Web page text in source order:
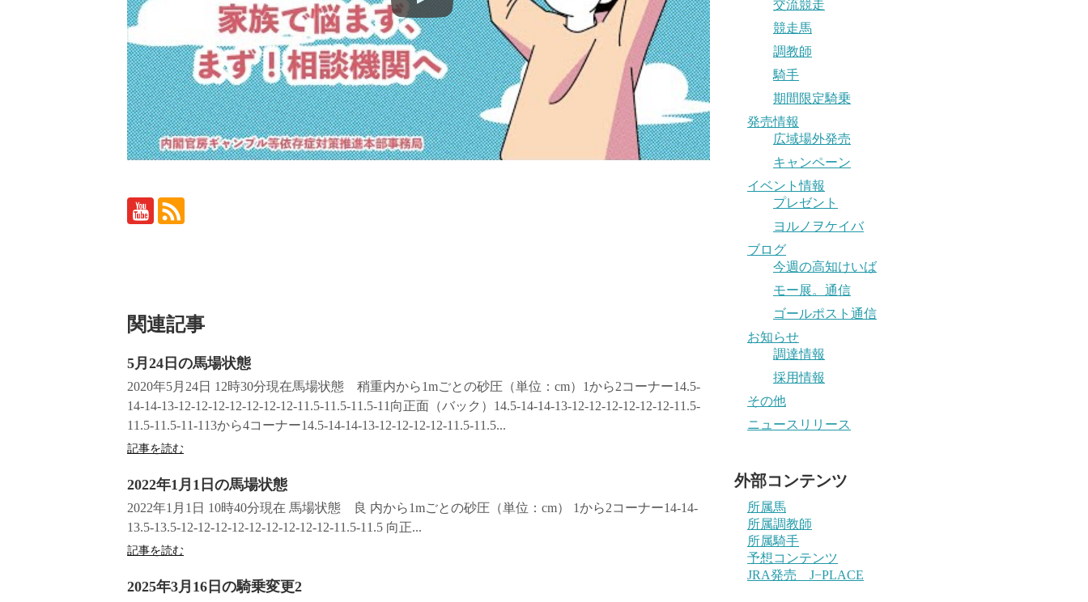
関連記事
5月24日の馬場状態
2020年5月24日 12時30分現在馬場状態 稍重内から1mごとの砂圧（単位：cm）1から2コーナー14.5-
14-14-13-12-12-12-12-12-12-12-11.5-11.5-11.5-11向正面（バック）14.5-14-14-13-12-12-12-12-12-12-11.5-
11.5-11.5-11-113から4コーナー14.5-14-14-13-12-12-12-12-11.5-11.5...
記事を読む
2022年1月1日の馬場状態
2022年1月1日 10時40分現在 馬場状態 良 内から1mごとの砂圧（単位：cm） 1から2コーナー14-14-
13.5-13.5-12-12-12-12-12-12-12-12-12-11.5-11.5 向正...
記事を読む
2025年3月16日の騎乗変更2
交流競走
競走馬
調教師
騎手
期間限定騎乗
発売情報
広域場外発売
キャンペーン
イベント情報
プレゼント
ヨルノヲケイバ
ブログ
今週の高知けいば
モー展。通信
ゴールポスト通信
お知らせ
調達情報
採用情報
その他
ニュースリリース
外部コンテンツ
所属馬
所属調教師
所属騎手
予想コンテンツ
JRA発売 J−PLACE